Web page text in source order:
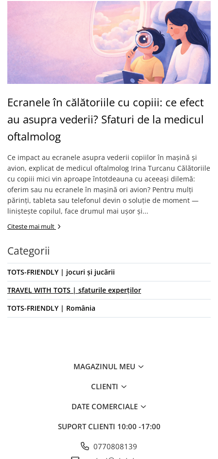
Ecranele în călătoriile cu copiii: ce efect
au asupra vederii? Sfaturi de la medicul
oftalmolog
Ce impact au ecranele asupra vederii copiilor în mașină și
avion, explicat de medicul oftalmolog Irina Turcanu Călătoriile
cu copiii mici vin aproape întotdeauna cu aceeași dilemă:
oferim sau nu ecranele în mașină ori avion? Pentru mulți
părinți, tableta sau telefonul devin o soluție de moment —
liniștește copilul, face drumul mai ușor și...
Citeste mai mult
Categorii
TOTS-FRIENDLY | jocuri și jucării
TRAVEL WITH TOTS | sfaturile experților
TOTS-FRIENDLY | România
MAGAZINUL MEU
CLIENTI
DATE COMERCIALE
SUPORT CLIENTI 10:00 -17:00
0770808139